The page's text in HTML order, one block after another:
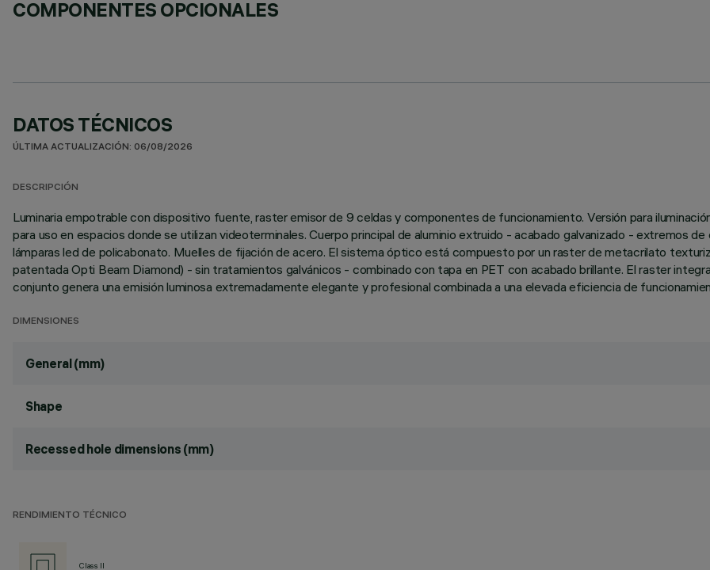
COMPONENTES OPCIONALES
DATOS TÉCNICOS
ÚLTIMA ACTUALIZACIÓN: 06/08/2026
DESCRIPCIÓN
Luminaria empotrable con dispositivo fuente, raster emisor de 9 celdas y componentes de funcionamiento. Versión para
para uso en espacios donde se utilizan videoterminales. Cuerpo principal de aluminio extruido - acabado galvanizado - extremos
lámparas led de policabonato. Muelles de fijación de acero. El sistema óptico está compuesto por un raster de metacrilato
patentada Opti Beam Diamond) - sin tratamientos galvánicos - combinado con tapa en PET con acabado brillante. El raster
conjunto genera una emisión luminosa extremadamente elegante y profesional combinada a una elevada eficiencia de
DIMENSIONES
General (mm)
Shape
Recessed hole dimensions (mm)
RENDIMIENTO TÉCNICO
Class II